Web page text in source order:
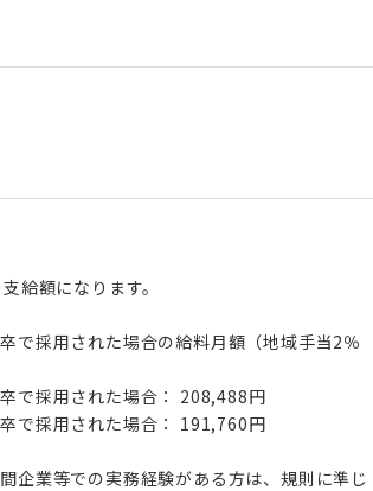
給額になります。
で採用された場合の給料月額（地域手当2％
で採用された場合： 208,488円
で採用された場合： 191,760円
企業等での実務経験がある方は、規則に準じ